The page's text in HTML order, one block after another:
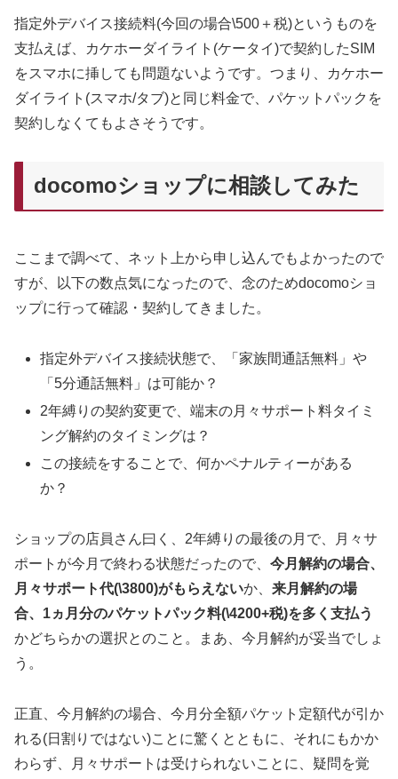
指定外デバイス接続料(今回の場合\500＋税)というものを
支払えば、カケホーダイライト(ケータイ)で契約したSIM
をスマホに挿しても問題ないようです。つまり、カケホー
ダイライト(スマホ/タブ)と同じ料金で、パケットパックを
契約しなくてもよさそうです。
docomoショップに相談してみた
ここまで調べて、ネット上から申し込んでもよかったので
すが、以下の数点気になったので、念のためdocomoショ
ップに行って確認・契約してきました。
指定外デバイス接続状態で、「家族間通話無料」や
「5分通話無料」は可能か？
2年縛りの契約変更で、端末の月々サポート料タイミ
ング解約のタイミングは？
この接続をすることで、何かペナルティーがある
か？
ショップの店員さん曰く、2年縛りの最後の月で、月々サ
ポートが今月で終わる状態だったので、 今月解約の場合、
月々サポート代(\3800)がもらえないか、 来月解約の場
合、1ヵ月分のパケットパック料(\4200+税)を多く支払う
かどちらかの選択とのこと。まあ、今月解約が妥当でしょ
う。
正直、今月解約の場合、今月分全額パケット定額代が引か
れる(日割りではない)ことに驚くとともに、それにもかか
わらず、月々サポートは受けられないことに、疑問を覚